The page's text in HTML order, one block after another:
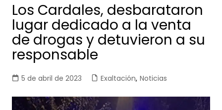
contenido
Los Cardales, desbarataron
lugar dedicado a la venta
de drogas y detuvieron a su
responsable
5 de abril de 2023 Exaltación, Noticias